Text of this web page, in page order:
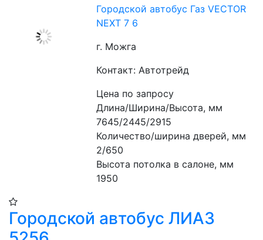
Городской автобус Газ VECTOR
NEXT 7 6
г. Можга
Контакт: Автотрейд
Цена по запросу
Длина/Ширина/Высота, мм
7645/2445/2915
Количество/ширина дверей, мм
2/650
Высота потолка в салоне, мм
1950
Городской автобус ЛИАЗ